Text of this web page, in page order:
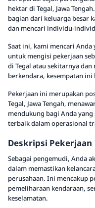
hektar di Tegal, Jawa
bagian dari keluarga besar
dan mencari individu-
Saat ini, kami mencari
untuk mengisi pekerjaan
di Tegal atau sekitarnya
berkendara, kesempatan
Pekerjaan ini merupakan
Tegal, Jawa Tengah,
mendukung bagi Anda
terbaik dalam operasional
Deskripsi Pekerjaan
Sebagai pengemudi, Anda
dalam memastikan
perusahaan. Ini mencakup
pemeliharaan kendaraan,
keselamatan.